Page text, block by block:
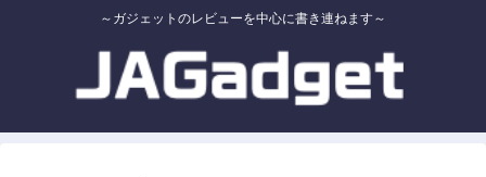
～ガジェットのレビューを中心に書き連ねます～